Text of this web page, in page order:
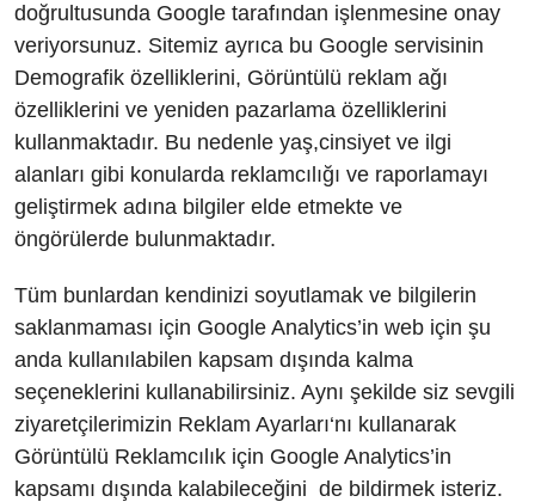
doğrultusunda Google tarafından işlenmesine onay
veriyorsunuz. Sitemiz ayrıca bu Google servisinin
Demografik özelliklerini, Görüntülü reklam ağı
özelliklerini ve yeniden pazarlama özelliklerini
kullanmaktadır. Bu nedenle yaş,cinsiyet ve ilgi
alanları gibi konularda reklamcılığı ve raporlamayı
geliştirmek adına bilgiler elde etmekte ve
öngörülerde bulunmaktadır.
Tüm bunlardan kendinizi soyutlamak ve bilgilerin
saklanmaması için Google Analytics’in web için şu
anda kullanılabilen kapsam dışında kalma
seçeneklerini kullanabilirsiniz. Aynı şekilde siz sevgili
ziyaretçilerimizin Reklam Ayarları‘nı kullanarak
Görüntülü Reklamcılık için Google Analytics’in
kapsamı dışında kalabileceğini de bildirmek isteriz.